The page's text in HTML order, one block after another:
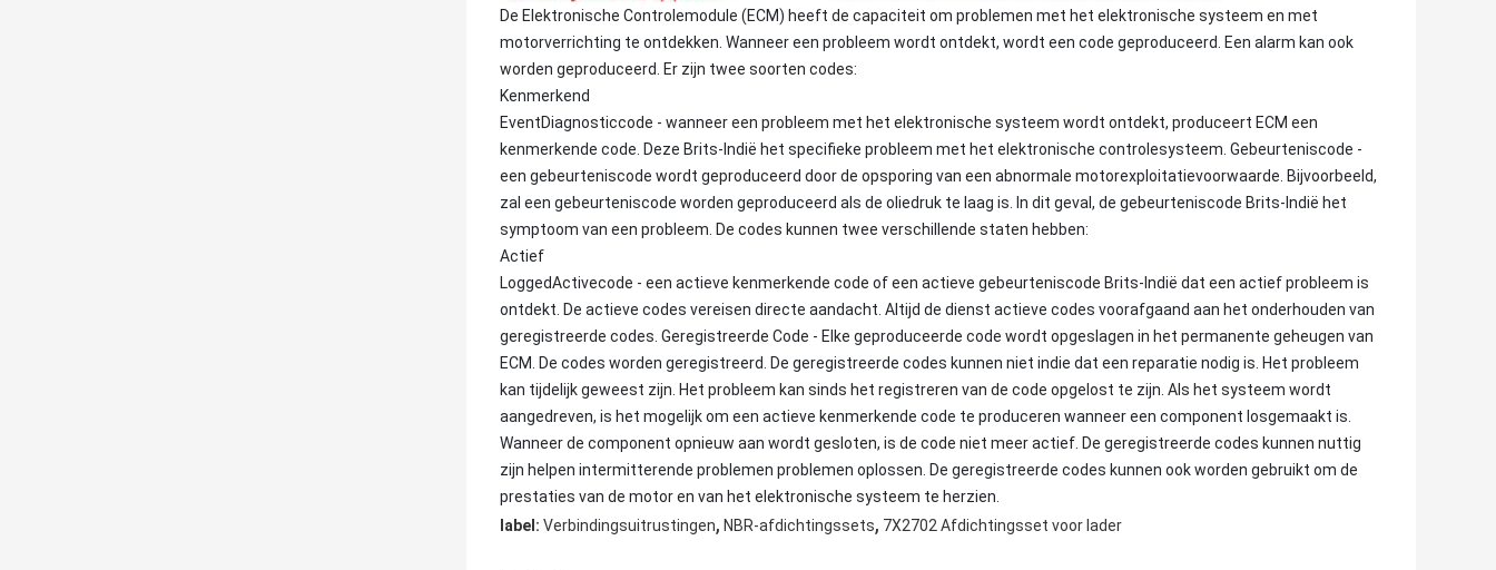
De Elektronische Controlemodule (ECM) heeft de capaciteit om problemen met het elektronische systeem en met
motorverrichting te ontdekken. Wanneer een probleem wordt ontdekt, wordt een code geproduceerd. Een alarm kan ook
worden geproduceerd. Er zijn twee soorten codes:
Kenmerkend
EventDiagnosticcode - wanneer een probleem met het elektronische systeem wordt ontdekt, produceert ECM een
kenmerkende code. Deze Brits-Indië het specifieke probleem met het elektronische controlesysteem. Gebeurteniscode -
een gebeurteniscode wordt geproduceerd door de opsporing van een abnormale motorexploitatievoorwaarde. Bijvoorbeeld,
zal een gebeurteniscode worden geproduceerd als de oliedruk te laag is. In dit geval, de gebeurteniscode Brits-Indië het
symptoom van een probleem. De codes kunnen twee verschillende staten hebben:
Actief
LoggedActivecode - een actieve kenmerkende code of een actieve gebeurteniscode Brits-Indië dat een actief probleem is
ontdekt. De actieve codes vereisen directe aandacht. Altijd de dienst actieve codes voorafgaand aan het onderhouden van
geregistreerde codes. Geregistreerde Code - Elke geproduceerde code wordt opgeslagen in het permanente geheugen van
ECM. De codes worden geregistreerd. De geregistreerde codes kunnen niet indie dat een reparatie nodig is. Het probleem
kan tijdelijk geweest zijn. Het probleem kan sinds het registreren van de code opgelost te zijn. Als het systeem wordt
aangedreven, is het mogelijk om een actieve kenmerkende code te produceren wanneer een component losgemaakt is.
Wanneer de component opnieuw aan wordt gesloten, is de code niet meer actief. De geregistreerde codes kunnen nuttig
zijn helpen intermitterende problemen problemen oplossen. De geregistreerde codes kunnen ook worden gebruikt om de
prestaties van de motor en van het elektronische systeem te herzien.
label: Verbindingsuitrustingen, NBR-afdichtingssets, 7X2702 Afdichtingsset voor lader